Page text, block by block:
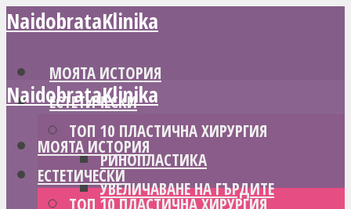
NaidobrataKlinika
МОЯТА ИСТОРИЯ
ЕСТЕТИЧЕСКИ
ТОП 10 ПЛАСТИЧНА ХИРУРГИЯ
РИНОПЛАСТИКА
УВЕЛИЧАВАНЕ НА ГЪРДИТЕ
NaidobrataKlinika
МОЯТА ИСТОРИЯ
ЕСТЕТИЧЕСКИ
ТОП 10 ПЛАСТИЧНА ХИРУРГИЯ